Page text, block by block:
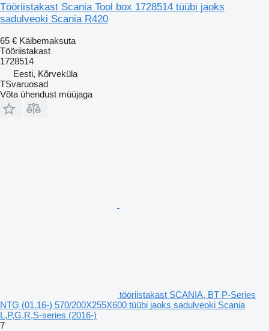
Tööriistakast Scania Tool box 1728514 tüübi jaoks
sadulveoki Scania R420
65 € Käibemaksuta
Tööriistakast
1728514
Eesti, Kõrveküla
TSvaruosad
Võta ühendust müüjaga
tööriistakast SCANIA, BT P-Series
NTG (01.16-) 570/200X255X600 tüübi jaoks sadulveoki Scania
L,P,G,R,S-series (2016-)
7